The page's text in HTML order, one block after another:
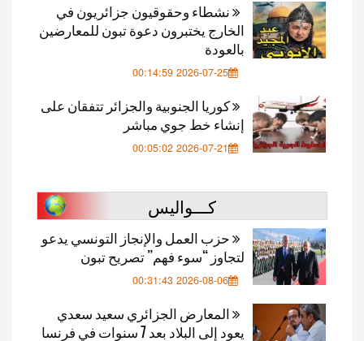
نشطاء وحقوقيون جزائريون في
الخارج يختبرون دعوة تبون للمعارضين
بالعودة
2026-07-25 00:14:59
كوريا الجنوبية والجزائر تتفقان على
إنشاء خط جوي مباشر
2026-07-21 00:05:02
كـــواليس
حزب العمل والإنجاز التونسي يدعو
لتجاوز “سوء فهم” تصريح تبون
2026-08-06 00:31:43
المعارض الجزائري سعيد سعدي
يعود إلى البلاد بعد 7 سنوات في فرنسا